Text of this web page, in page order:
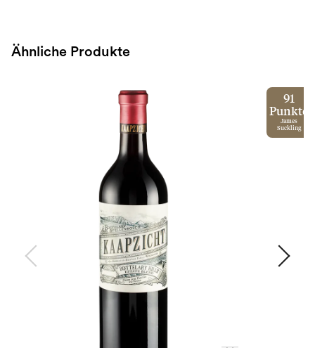
Ähnliche Produkte
91
Punkte
James
Suckling